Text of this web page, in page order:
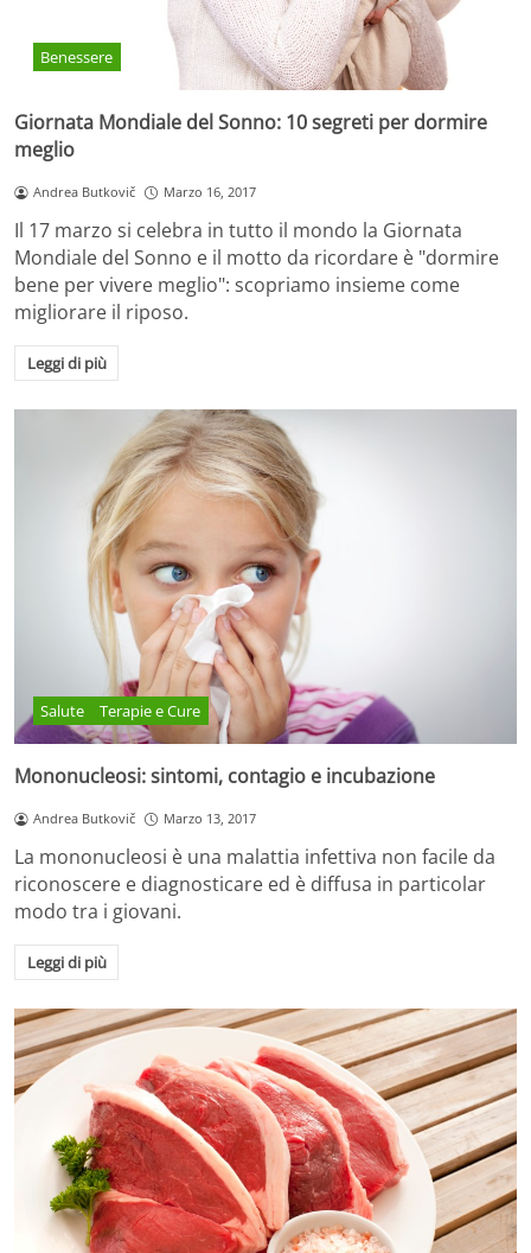
Benessere
Giornata Mondiale del Sonno: 10 segreti per dormire
meglio
Andrea Butkovič Marzo 16, 2017
Il 17 marzo si celebra in tutto il mondo la Giornata
Mondiale del Sonno e il motto da ricordare è "dormire
bene per vivere meglio": scopriamo insieme come
migliorare il riposo.
Leggi di più
Salute Terapie e Cure
Mononucleosi: sintomi, contagio e incubazione
Andrea Butkovič Marzo 13, 2017
La mononucleosi è una malattia infettiva non facile da
riconoscere e diagnosticare ed è diffusa in particolar
modo tra i giovani.
Leggi di più